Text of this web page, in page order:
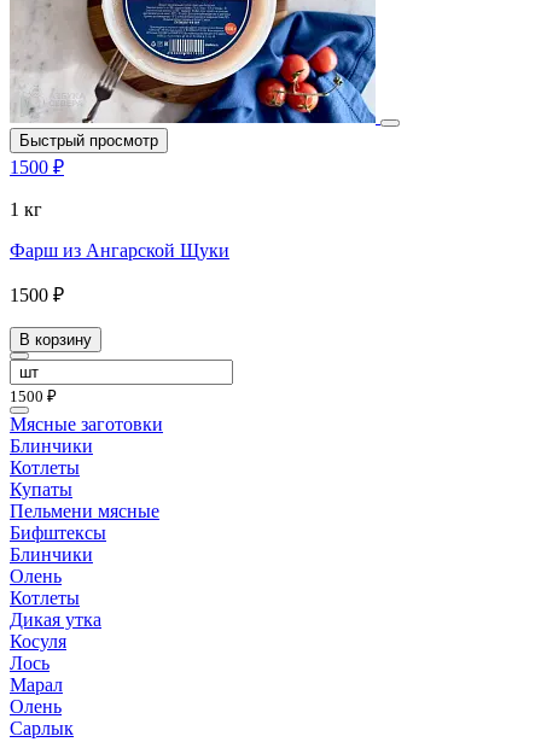
Быстрый просмотр
1500 ₽
1 кг
Фарш из Ангарской Щуки
1500 ₽
В корзину
1500 ₽
Мясные заготовки
Блинчики
Котлеты
Купаты
Пельмени мясные
Бифштексы
Блинчики
Олень
Котлеты
Дикая утка
Косуля
Лось
Марал
Олень
Сарлык